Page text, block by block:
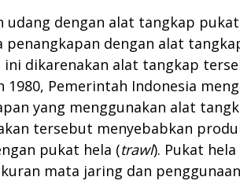
udang dengan alat tangkap
penangkapan dengan alat
ini dikarenakan alat tangkap
Pemerintah Indonesia
yang menggunakan alat
tersebut menyebabkan
pukat hela (trawl). Pukat
mata jaring dan penggunaan